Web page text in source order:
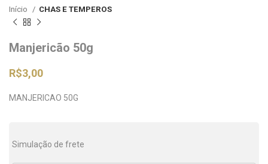
Início CHAS E TEMPEROS
Manjericão 50g
R$3,00
MANJERICAO 50G
Simulação de frete